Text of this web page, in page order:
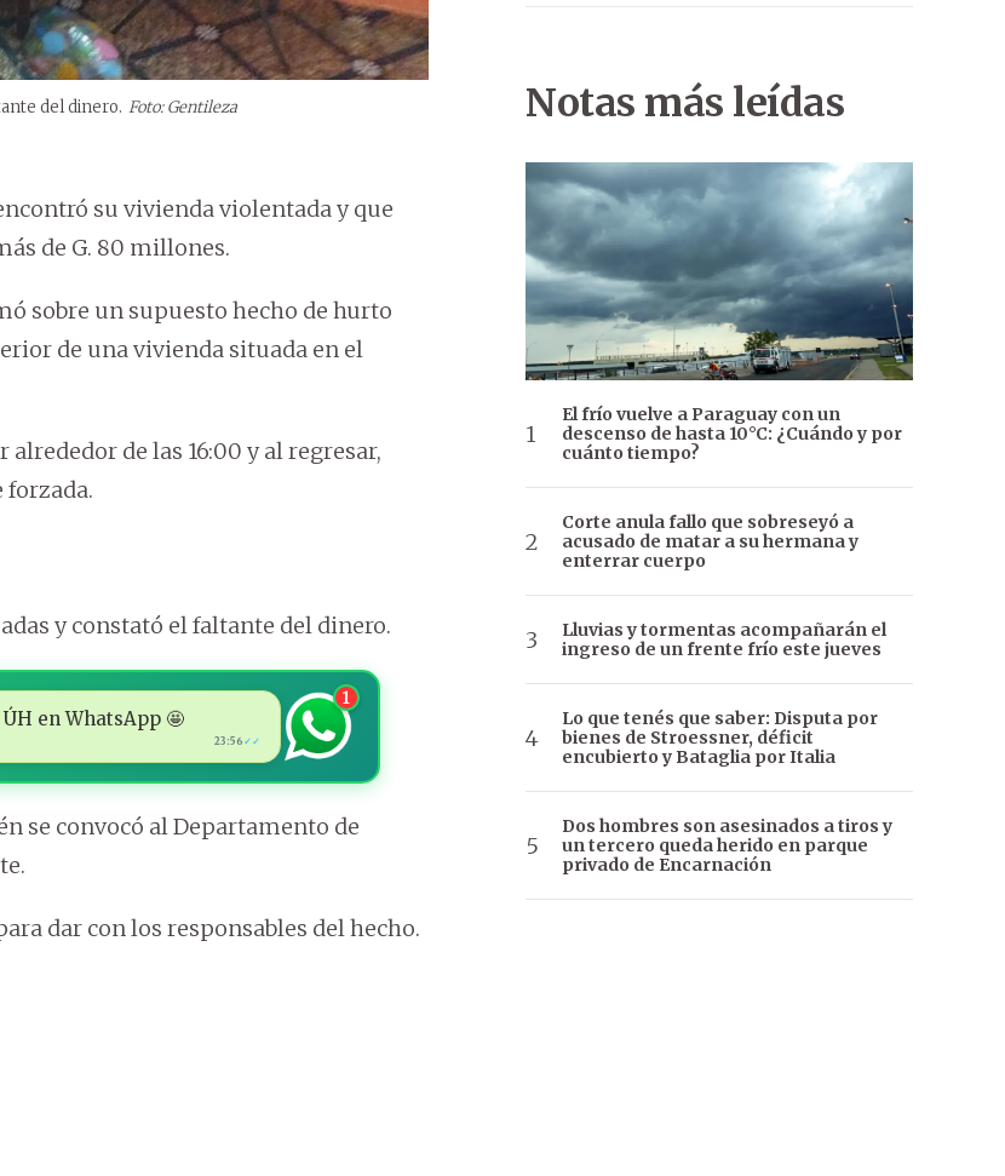
del dinero. Foto: Gentileza
su vivienda violentada y que
de G. 80 millones.
sobre un supuesto hecho de hurto
de una vivienda situada en el
de las 16:00 y al regresar,
forzada.
y constató el faltante del dinero.
en WhatsApp 🤩
23:56 ✓✓
1
se convocó al Departamento de
dar con los responsables del hecho.
Notas más leídas
El frío vuelve a Paraguay con un
descenso de hasta 10°C: ¿Cuándo y por
cuánto tiempo?
Corte anula fallo que sobreseyó a
acusado de matar a su hermana y
enterrar cuerpo
Lluvias y tormentas acompañarán el
ingreso de un frente frío este jueves
Lo que tenés que saber: Disputa por
bienes de Stroessner, déficit
encubierto y Bataglia por Italia
Dos hombres son asesinados a tiros y
un tercero queda herido en parque
privado de Encarnación